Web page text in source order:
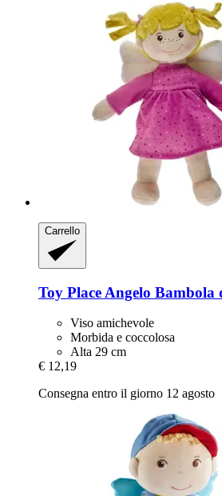
Carrello
Toy Place Angelo Bambola
Viso amichevole
Morbida e coccolosa
Alta 29 cm
€ 12,19
Consegna entro il giorno 12 agosto